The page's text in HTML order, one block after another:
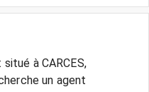
à CARCES,
un agent